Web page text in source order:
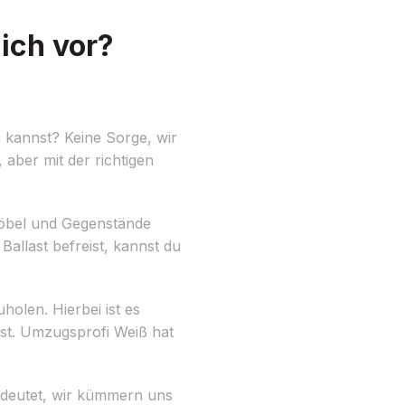
vor?
Keine Sorge, wir
aber mit der richtigen
und Gegenstände
befreist, kannst du
Hierbei ist es
Umzugsprofi Weiß hat
wir kümmern uns